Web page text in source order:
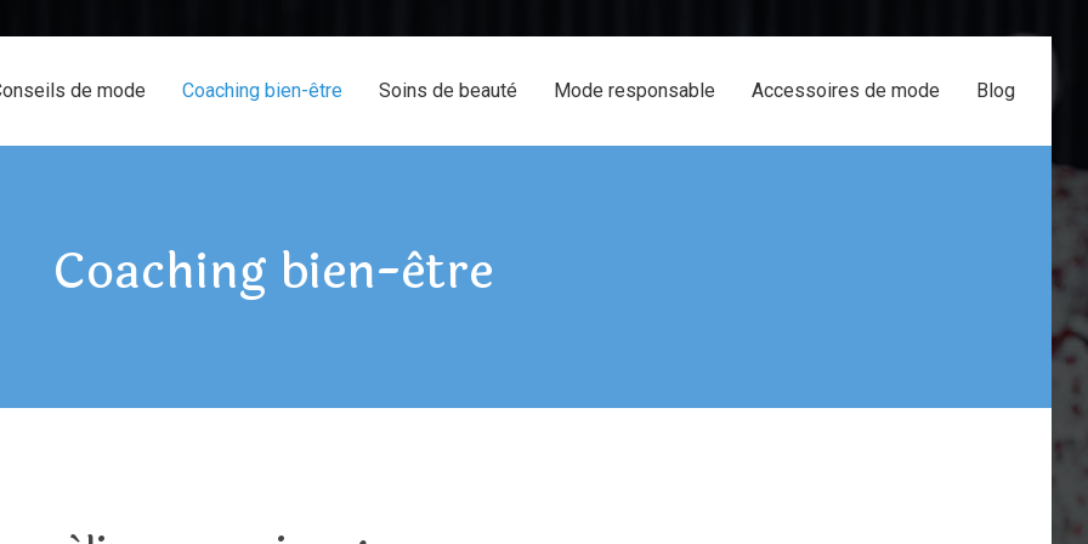
de mode Coaching bien-être Soins de beauté Mode responsable Accessoires de mode Blog
Coaching bien-être